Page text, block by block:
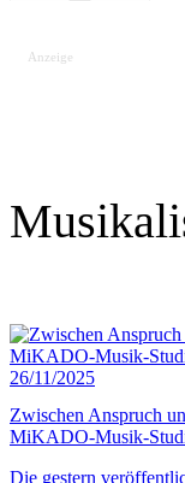
Anzeige
26/11/2025
Zwischen Anspruch
MiKADO-Musik-
Die gestern